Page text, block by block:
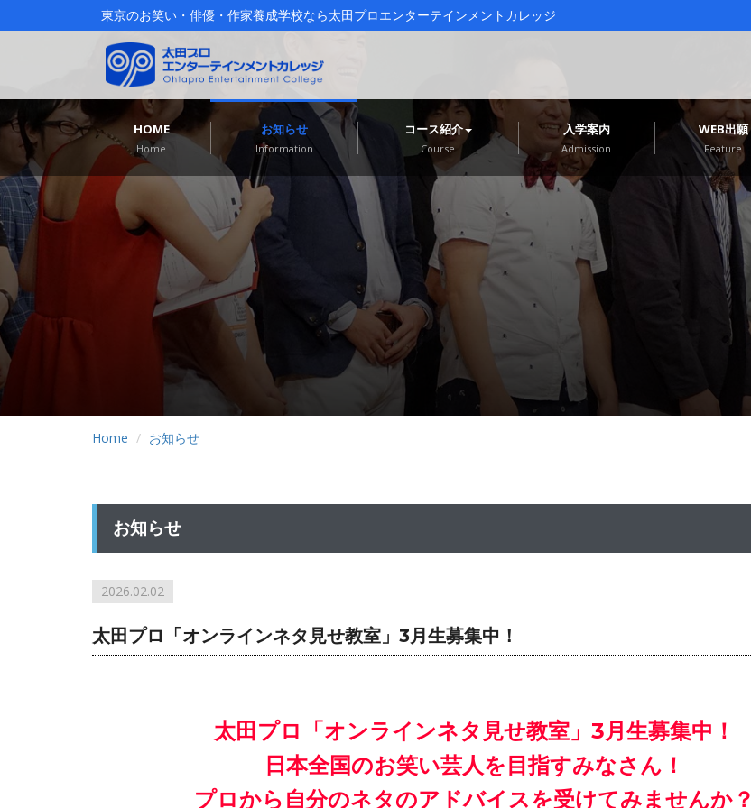
東京のお笑い・俳優・作家養成学校なら太田プロエンターテインメントカレッジ
HOME
Home
お知らせ
Information
コース紹介
Course
入学案内
Admission
WEB出願
Feature
お知らせ
INFORMATION
Home お知らせ
お知らせ
2026.02.02
太田プロ「オンラインネタ見せ教室」3月生募集中！
太田プロ「オンラインネタ見せ教室」3月生募集中！
日本全国のお笑い芸人を目指すみなさん！
プロから自分のネタのアドバイスを受けてみませんか？